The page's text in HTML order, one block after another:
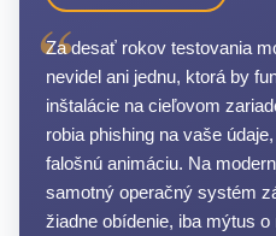
“
Za desať rokov testovania
nevidel ani jednu, ktorá by
inštalácie na cieľovom
robia phishing na vaše
falošnú animáciu. Na
samotný operačný systém
žiadne obídenie, iba mýtus o